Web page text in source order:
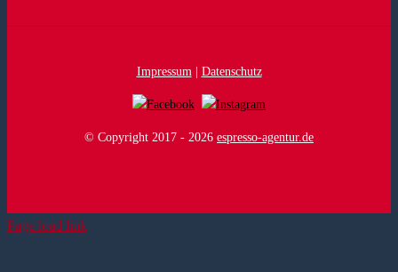
Impressum | Datenschutz
© Copyright 2017 - 2026 espresso-agentur.de
Page load link